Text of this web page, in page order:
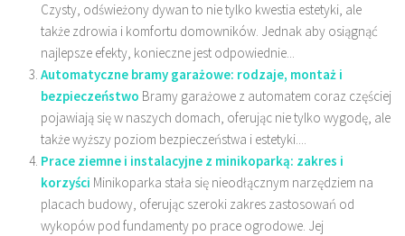
Czysty, odświeżony dywan to nie tylko kwestia estetyki, ale
także zdrowia i komfortu domowników. Jednak aby osiągnąć
najlepsze efekty, konieczne jest odpowiednie...
Automatyczne bramy garażowe: rodzaje, montaż i
bezpieczeństwo Bramy garażowe z automatem coraz częściej
pojawiają się w naszych domach, oferując nie tylko wygodę, ale
także wyższy poziom bezpieczeństwa i estetyki....
Prace ziemne i instalacyjne z minikoparką: zakres i
korzyści Minikoparka stała się nieodłącznym narzędziem na
placach budowy, oferując szeroki zakres zastosowań od
wykopów pod fundamenty po prace ogrodowe. Jej